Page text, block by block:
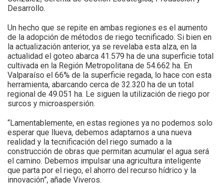
Desarrollo.
Un hecho que se repite en ambas regiones es el aumento
de la adopción de métodos de riego tecnificado. Si bien en
la actualización anterior, ya se revelaba esta alza, en la
actualidad el goteo abarca 41.579 ha de una superficie total
cultivada en la Región Metropolitana de 54.662 ha. En
Valparaíso el 66% de la superficie regada, lo hace con esta
herramienta, abarcando cerca de 32.320 ha de un total
regional de 49.051 ha. Le siguen la utilización de riego por
surcos y microaspersión.
“Lamentablemente, en estas regiones ya no podemos solo
esperar que llueva, debemos adaptarnos a una nueva
realidad y la tecnificación del riego sumado a la
construcción de obras que permitan acumular el agua será
el camino. Debemos impulsar una agricultura inteligente
que parta por el riego, el ahorro del recurso hídrico y la
innovación”, añade Viveros.